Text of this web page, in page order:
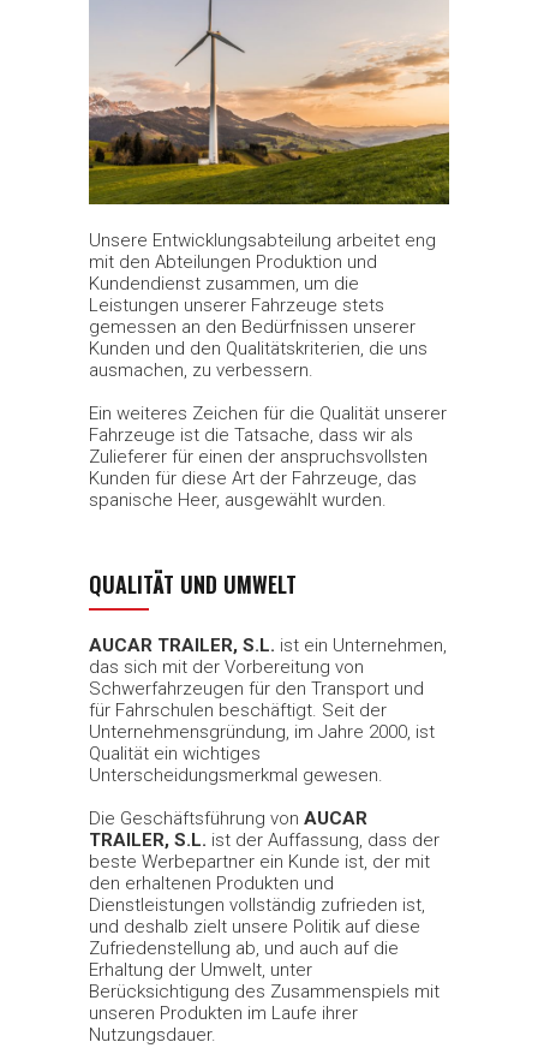
Unsere Entwicklungsabteilung arbeitet eng
mit den Abteilungen Produktion und
Kundendienst zusammen, um die
Leistungen unserer Fahrzeuge stets
gemessen an den Bedürfnissen unserer
Kunden und den Qualitätskriterien, die uns
ausmachen, zu verbessern.
Ein weiteres Zeichen für die Qualität unserer
Fahrzeuge ist die Tatsache, dass wir als
Zulieferer für einen der anspruchsvollsten
Kunden für diese Art der Fahrzeuge, das
spanische Heer, ausgewählt wurden.
QUALITÄT UND UMWELT
AUCAR TRAILER, S.L. ist ein Unternehmen,
das sich mit der Vorbereitung von
Schwerfahrzeugen für den Transport und
für Fahrschulen beschäftigt. Seit der
Unternehmensgründung, im Jahre 2000, ist
Qualität ein wichtiges
Unterscheidungsmerkmal gewesen.
Die Geschäftsführung von AUCAR
TRAILER, S.L. ist der Auffassung, dass der
beste Werbepartner ein Kunde ist, der mit
den erhaltenen Produkten und
Dienstleistungen vollständig zufrieden ist,
und deshalb zielt unsere Politik auf diese
Zufriedenstellung ab, und auch auf die
Erhaltung der Umwelt, unter
Berücksichtigung des Zusammenspiels mit
unseren Produkten im Laufe ihrer
Nutzungsdauer.